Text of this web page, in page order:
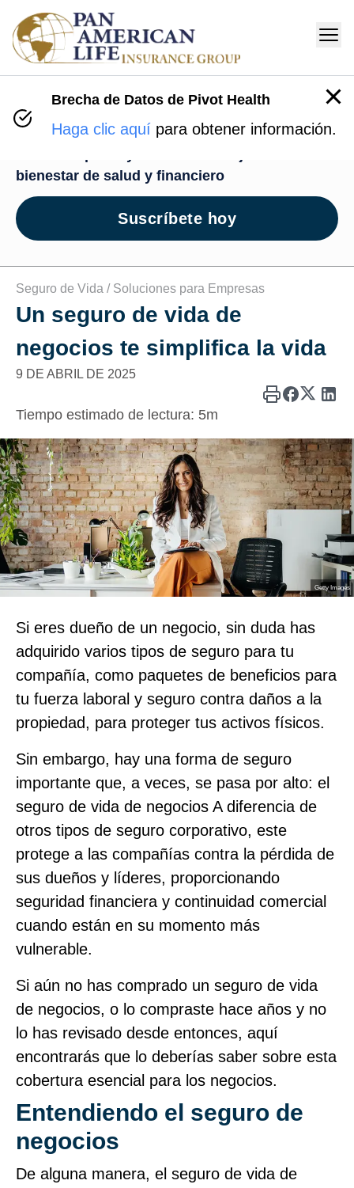
Centro de Bienestar
bienestar de salud y financiero
Suscríbete hoy
Seguro de Vida / Soluciones para Empresas
Un seguro de vida de
negocios te simplifica la vida
9 DE ABRIL DE 2025
Tiempo estimado de lectura: 5m
Getty Images
Si eres dueño de un negocio, sin duda has
adquirido varios tipos de seguro para tu
compañía, como paquetes de beneficios para
tu fuerza laboral y seguro contra daños a la
propiedad, para proteger tus activos físicos.
Sin embargo, hay una forma de seguro
importante que, a veces, se pasa por alto: el
seguro de vida de negocios A diferencia de
otros tipos de seguro corporativo, este
protege a las compañías contra la pérdida de
sus dueños y líderes, proporcionando
seguridad financiera y continuidad comercial
cuando están en su momento más
vulnerable.
Si aún no has comprado un seguro de vida
de negocios, o lo compraste hace años y no
lo has revisado desde entonces, aquí
encontrarás que lo deberías saber sobre esta
cobertura esencial para los negocios.
Entendiendo el seguro de
negocios
De alguna manera, el seguro de vida de
Brecha de Datos de Pivot Health
Haga clic aquí para obtener información.